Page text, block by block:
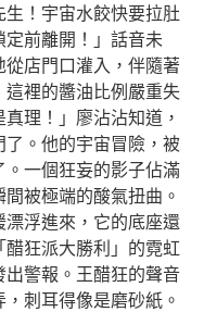
！宇宙水餃快要拉肚
前離開！」話音未
店門口灌入，伴隨著
裡的醬油比例嚴重失
理！」廖沾沾知道，
。他的宇宙冒險，被
一個狂妄的影子佔滿
被極端的酸氣扭曲。
浮進來，它的底座還
狂派大勝利」的霓虹
警報。王醋狂的聲音
刺耳得像是磨砂紙。